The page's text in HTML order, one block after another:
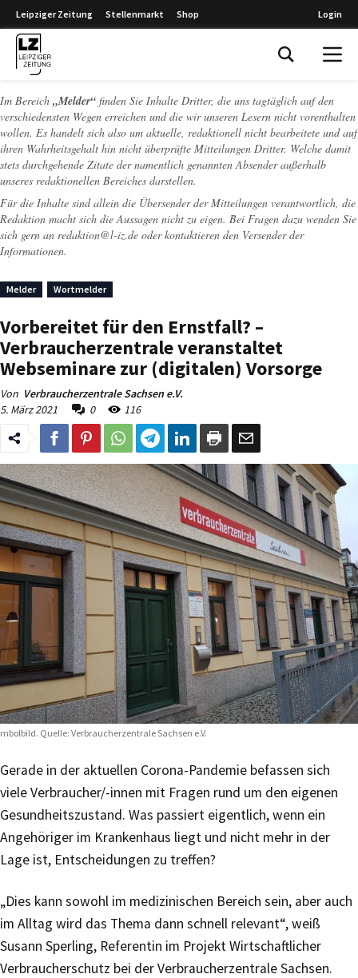
Leipziger Zeitung Stellenmarkt Shop Login
Im Bereich „Melder“ finden Sie Inhalte Dritter, die uns tagtäglich auf den
verschiedensten Wegen erreichen und die wir unseren Lesern nicht vorenthalten
wollen. Es handelt sich also um aktuelle, redaktionell nicht bearbeitete und auf
ihren Wahrheitsgehalt hin nicht überprüfte Mitteilungen Dritter. Welche damit
stets durchgehende Zitate der namentlich genannten Absender außerhalb
unseres redaktionellen Bereiches darstellen.
Für die Inhalte sind allein die Übersender der Mitteilungen verantwortlich, die
Redaktion macht sich die Aussagen nicht zu eigen. Bei Fragen dazu wenden Sie
sich gern an redaktion@l-iz.de oder kontaktieren den Versender der
Informationen.
Melder Wortmelder
Vorbereitet für den Ernstfall? –
Verbraucherzentrale veranstaltet
Webseminare zur (digitalen) Vorsorge
Von Verbraucherzentrale Sachsen e.V.
5. März 2021
0 116
Quelle: Verbraucherzentrale Sachsen e.V.
Gerade in der aktuellen Corona-Pandemie befassen sich
viele Verbraucher/-innen mit Fragen rund um den eigenen
Gesundheitszustand. Was passiert eigentlich, wenn ein
Angehöriger im Krankenhaus liegt und nicht mehr in der
Lage ist, Entscheidungen zu treffen?
„Dies kann sowohl im medizinischen Bereich sein, aber auch
im Alltag wird das Thema dann schnell relevant“, weiß
Susann Sperling, Referentin im Projekt Wirtschaftlicher
Verbraucherschutz bei der Verbraucherzentrale Sachsen.